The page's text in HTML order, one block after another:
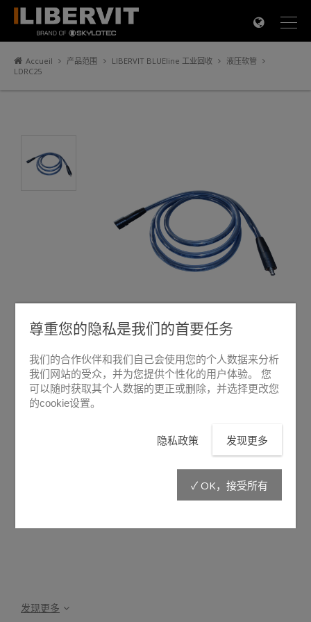
Accueil 产品范围 LIBERVIT BLUEline 工业回收
液压软管
LDRC25
发现更多
尊重您的隐私是我们的首要任务
我们的合作伙伴和我们自己会使用您的个人数据来分析
我们网站的受众，并为您提供个性化的用户体验。 您
可以随时获取其个人数据的更正或删除，并选择更改您
的cookie设置。
隐私政策 发现更多
✓ OK，接受所有